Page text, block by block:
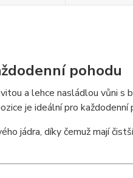
pohodu
a lehce nasládlou vůni s
je ideální pro každodenní
jádra, díky čemuž mají